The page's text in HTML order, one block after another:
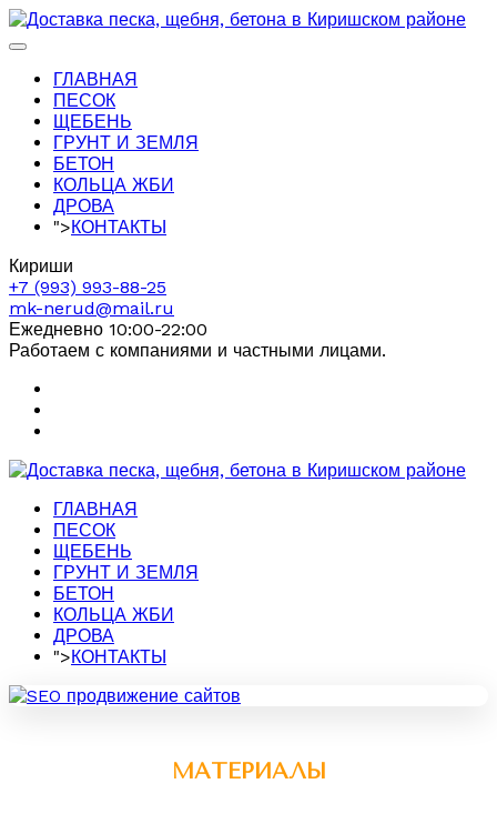
ГЛАВНАЯ
ПЕСОК
ЩЕБЕНЬ
ГРУНТ И ЗЕМЛЯ
БЕТОН
КОЛЬЦА ЖБИ
ДРОВА
">КОНТАКТЫ
Кириши
+7 (993) 993-88-25
mk-nerud@mail.ru
Ежедневно 10:00-22:00
Работаем с компаниями и частными лицами.
ГЛАВНАЯ
ПЕСОК
ЩЕБЕНЬ
ГРУНТ И ЗЕМЛЯ
БЕТОН
КОЛЬЦА ЖБИ
ДРОВА
">КОНТАКТЫ
МАТЕРИАЛЫ